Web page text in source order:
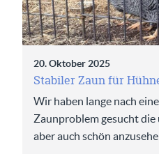
20. Oktober 2025
Stabiler Zaun für
Wir haben lange nach
Zaunproblem gesucht
aber auch schön